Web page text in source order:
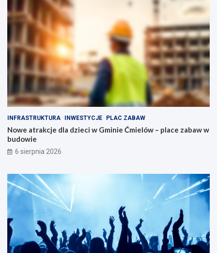
e
ł
e
a
r
a
c
j
d
l
a
r
z
i
n
o
d
b
n
m
n
p
ę
z
i
e
INFRASTRUKTURA INWESTYCJE PLAC ZABAW
Nowe atrakcje dla dzieci w Gminie Ćmielów – place zabaw w
budowie
6 sierpnia 2026